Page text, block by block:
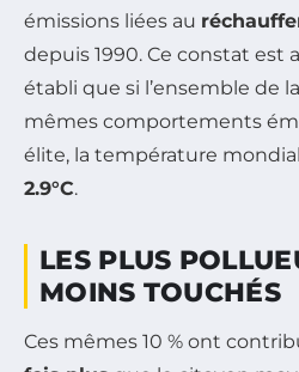
émissions liées au
depuis 1990. Ce constat est
établi que si l’ensemble de
mêmes comportements
élite, la température
2.9°C.
LES PLUS
MOINS TOUCHÉS
Ces mêmes 10 % ont